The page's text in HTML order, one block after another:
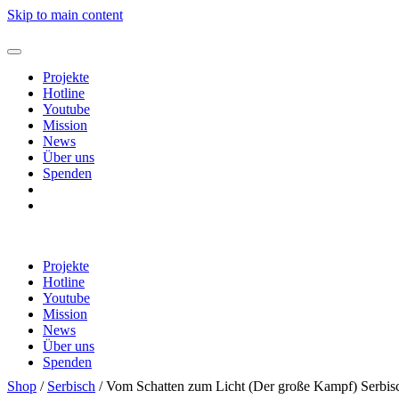
Skip to main content
Projekte
Hotline
Youtube
Mission
News
Über uns
Spenden
Projekte
Hotline
Youtube
Mission
News
Über uns
Spenden
Shop
Shop / Serbisch / Vom Schatten zum Licht (Der große Kampf)